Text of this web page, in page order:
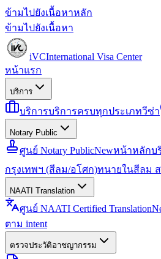
ข้ามไปยังเนื้อหาหลัก
ข้ามไปยังเนื้อหา
iVCInternational Visa Center
หน้าแรก
บริการ
บริการบริการครบทุกประเภทวีซ่า
Notary Public
ศูนย์ Notary PublicNewหน้าหลักบ
กรุงเทพฯ (สีลม/อโศก)ทนายในสีลม
NAATI Translation
ศูนย์ NAATI Certified Translation
ตาม intent
ตรวจประวัติอาชญากรรม